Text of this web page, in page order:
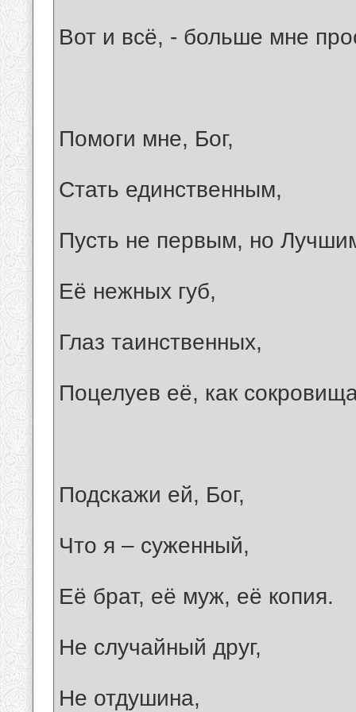
Вот и всё, - больше мне
Помоги мне, Бог,
Стать единственным,
Пусть не первым, но
Её нежных губ,
Глаз таинственных,
Поцелуев её, как
Подскажи ей, Бог,
Что я – суженный,
Её брат, её муж, её копия.
Не случайный друг,
Не отдушина,